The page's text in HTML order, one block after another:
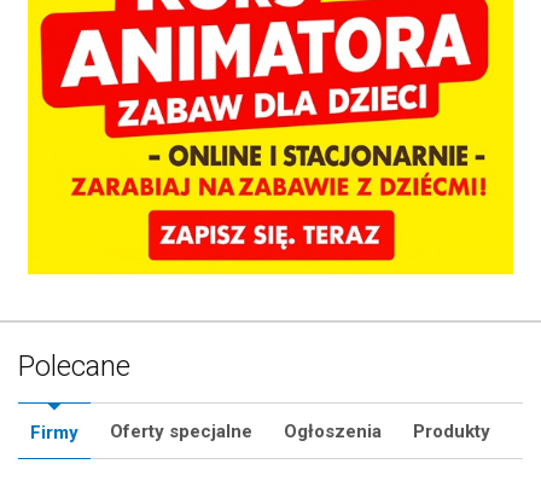
Polecane
Firmy Oferty specjalne Ogłoszenia Produkty